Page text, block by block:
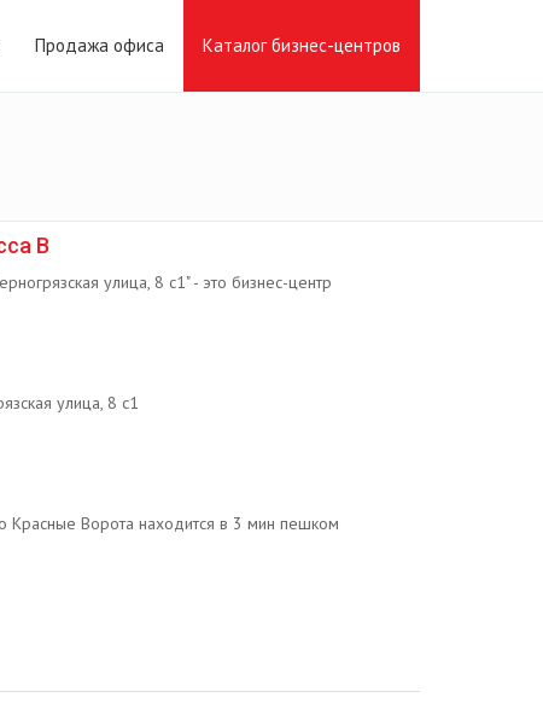
Продажа офиса Каталог бизнес-центров
B
улица, 8 с1" - это бизнес-центр
улица, 8 с1
Красные Ворота находится в 3 мин пешком